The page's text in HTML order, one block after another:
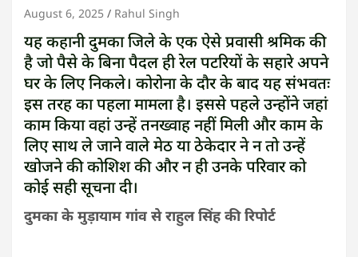
August 6, 2025 Rahul Singh
यह कहानी दुमका जिले के एक ऐसे प्रवासी श्रमिक की
है जो पैसे के बिना पैदल ही रेल पटरियों के सहारे अपने
घर के लिए निकले। कोरोना के दौर के बाद यह संभवतः
इस तरह का पहला मामला है। इससे पहले उन्होंने जहां
काम किया वहां उन्हें तनख्वाह नहीं मिली और काम के
लिए साथ ले जाने वाले मेठ या ठेकेदार ने न तो उन्हें
खोजने की कोशिश की और न ही उनके परिवार को
कोई सही सूचना दी।
दुमका के मुड़ायाम गांव से राहुल सिंह की रिपोर्ट